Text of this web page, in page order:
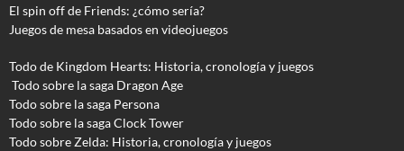
El spin off de Friends: ¿cómo sería?
Juegos de mesa basados en videojuegos
Todo de Kingdom Hearts: Historia, cronología y juegos
Todo sobre la saga Dragon Age
Todo sobre la saga Persona
Todo sobre la saga Clock Tower
Todo sobre Zelda: Historia, cronología y juegos